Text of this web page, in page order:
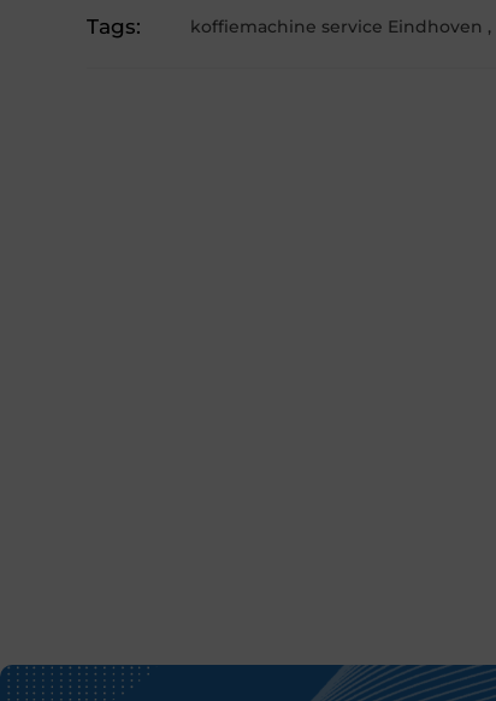
Tags: koffiemachine service Eindhoven ,